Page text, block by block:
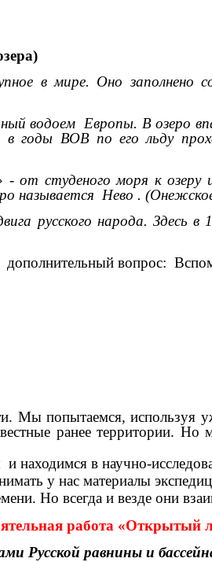
в мире. Оно заполнено
водоем Европы. В озеро
годы ВОВ по его льду
студеного моря к озеру
называется Нево .
русского народа. Здесь
дополнительный вопрос:
Мы попытаемся, используя
ранее территории.
в научно-
у нас материалы
Но всегда и везде они
работа «Открытый
Русской равнины и